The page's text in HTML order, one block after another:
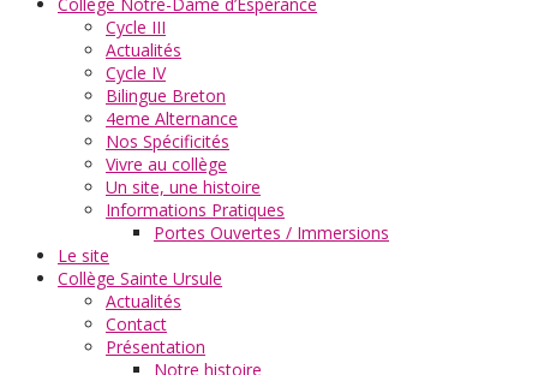
Cycle III
Actualités
Cycle IV
Bilingue Breton
4eme Alternance
Nos Spécificités
Vivre au collège
Un site, une histoire
Informations Pratiques
Portes Ouvertes / Immersions
Le site
Collège Sainte Ursule
Actualités
Contact
Présentation
Notre histoire